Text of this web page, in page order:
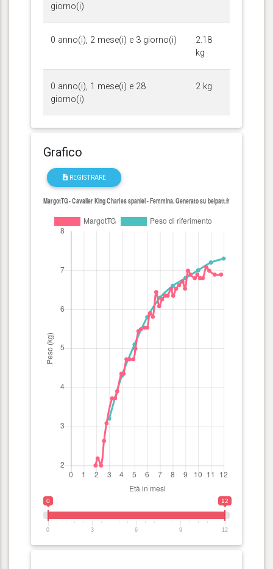
giorno(i)
0 anno(i), 2 mese(i) e 3 giorno(i)
2.18
kg
0 anno(i), 1 mese(i) e 28
giorno(i)
2 kg
Grafico
REGISTRARE
0 12
0 3 6 9 12